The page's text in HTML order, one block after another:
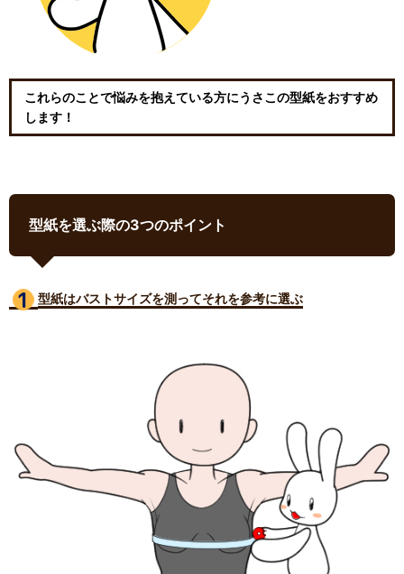
これらのことで悩みを抱えている方にうさこの型紙をおすすめ
します！
型紙を選ぶ際の3つのポイント
型紙はバストサイズを測ってそれを参考に選ぶ